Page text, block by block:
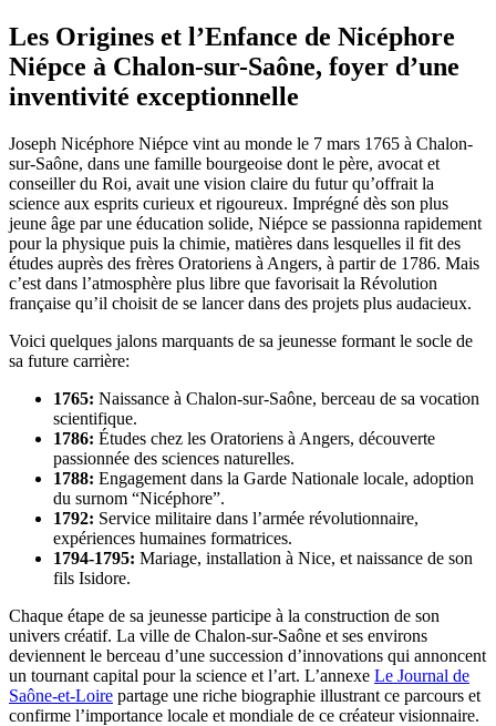
Les Origines et l’Enfance de Nicéphore
Niépce à Chalon-sur-Saône, foyer d’une
inventivité exceptionnelle
Joseph Nicéphore Niépce vint au monde le 7 mars 1765 à Chalon-
sur-Saône, dans une famille bourgeoise dont le père, avocat et
conseiller du Roi, avait une vision claire du futur qu’offrait la
science aux esprits curieux et rigoureux. Imprégné dès son plus
jeune âge par une éducation solide, Niépce se passionna rapidement
pour la physique puis la chimie, matières dans lesquelles il fit des
études auprès des frères Oratoriens à Angers, à partir de 1786. Mais
c’est dans l’atmosphère plus libre que favorisait la Révolution
française qu’il choisit de se lancer dans des projets plus audacieux.
Voici quelques jalons marquants de sa jeunesse formant le socle de
sa future carrière:
1765: Naissance à Chalon-sur-Saône, berceau de sa vocation
scientifique.
1786: Études chez les Oratoriens à Angers, découverte
passionnée des sciences naturelles.
1788: Engagement dans la Garde Nationale locale, adoption
du surnom “Nicéphore”.
1792: Service militaire dans l’armée révolutionnaire,
expériences humaines formatrices.
1794-1795: Mariage, installation à Nice, et naissance de son
fils Isidore.
Chaque étape de sa jeunesse participe à la construction de son
univers créatif. La ville de Chalon-sur-Saône et ses environs
deviennent le berceau d’une succession d’innovations qui annoncent
un tournant capital pour la science et l’art. L’annexe Le Journal de
Saône-et-Loire partage une riche biographie illustrant ce parcours et
confirme l’importance locale et mondiale de ce créateur visionnaire.